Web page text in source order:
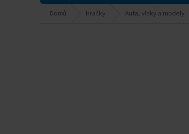
Domů Hračky Auta, vlaky a modely